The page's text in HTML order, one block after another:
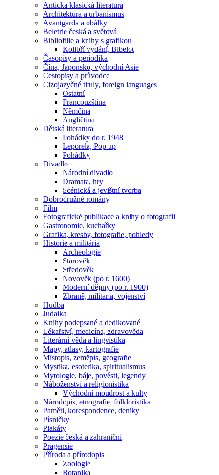
Antická klasická literatura
Architektura a urbanismus
Avantgarda a obálky
Beletrie česká a světová
Bibliofilie a knihy s grafikou
Kolibří vydání, Bibelot
Časopisy a periodika
Čína, Japonsko, východní Asie
Cestopisy a průvodce
Cizojazyčné tituly, foreign languages
Ostatní
Francouzština
Němčina
Angličtina
Dětská literatura
Pohádky do r. 1948
Leporela, Pop up
Pohádky
Divadlo
Národní divadlo
Dramata, hry
Scénická a jevištní tvorba
Dobrodružné romány
Film
Fotografické publikace a knihy o fotografii
Gastronomie, kuchařky
Grafika, kresby, fotografie, pohledy
Historie a militária
Archeologie
Starověk
Středověk
Novověk (po r. 1600)
Moderní dějiny (po r. 1900)
Zbraně, militaria, vojenství
Hudba
Judaika
Knihy podepsané a dedikované
Lékařství, medicína, zdravověda
Literární věda a lingvistika
Mapy, atlasy, kartografie
Místopis, zeměpis, geografie
Mystika, esoterika, spiritualismus
Mytologie, báje, pověsti, legendy
Náboženství a religionistika
Východní moudrost a kulty
Národopis, etnografie, folkloristika
Paměti, korespondence, deníky
Písničky
Plakáty
Poezie česká a zahraniční
Pragensie
Příroda a přírodopis
Zoologie
Botanika